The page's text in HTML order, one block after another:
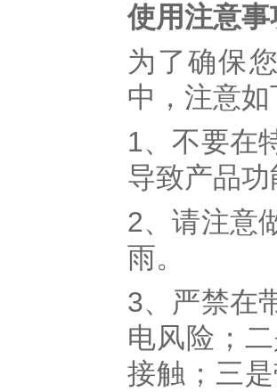
使用注意事
为了确保
中，注意
1、不要在
导致产品
2、请注意
雨。
3、严禁在
电风险；
接触；三